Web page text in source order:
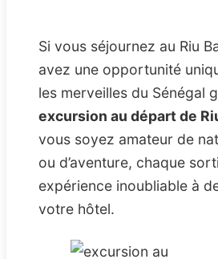
Si vous séjournez au Riu
avez une opportunité
les merveilles du Sénégal
excursion au départ de
vous soyez amateur de
ou d’aventure, chaque
expérience inoubliable à
votre hôtel.